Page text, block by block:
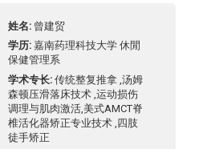
姓名 曾建贸
学历 嘉南药理科技大学 休閒
保健管理系
学术专长 传统整复推拿 ,汤姆
森顿压滑落床技术 ,运动损伤
调理与肌肉激活,美式AMCT脊
椎活化器矫正专业技术 ,四肢
徒手矫正